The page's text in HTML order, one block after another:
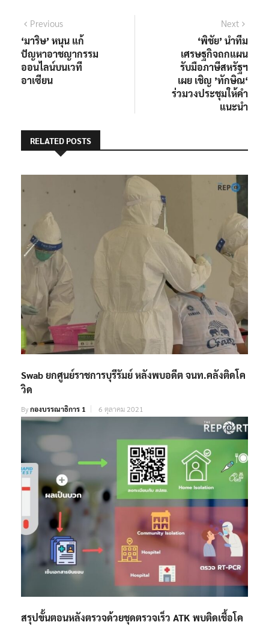
แนะแนว
เรื่อง
Previous
post:
‘มาริษ’ หนุน แก้
ปัญหาอาชญากรรม
ออนไลน์บนเวที
อาเซียน
Next
‘พิชัย’ นำทีม
เศรษฐกิจถกแผน
รับมือภาษีสหรัฐฯ
เผย เชิญ ’ทักษิณ‘
ร่วมวงประชุมให้คำ
แนะนำ
RELATED POSTS
Swab ยกศูนย์ราชการบุรีรัมย์ หลังพบอดีต จนท.คลังติดโค
วิด
Byกองบรรณาธิการ 1 6 ตุลาคม 2021
สรุปขั้นตอนหลังตรวจด้วยชุดตรวจเร็ว ATK พบติดเชื้อโค